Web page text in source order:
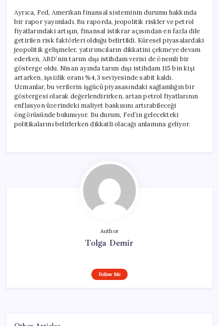
Ayrıca, Fed, Amerikan finansal sisteminin durumu hakkında
bir rapor yayımladı. Bu raporda, jeopolitik riskler ve petrol
fiyatlarındaki artışın, finansal istikrar açısından en fazla dile
getirilen risk faktörleri olduğu belirtildi. Küresel piyasalardaki
jeopolitik gelişmeler, yatırımcıların dikkatini çekmeye devam
ederken, ABD’nin tarım dışı istihdam verisi de önemli bir
gösterge oldu. Nisan ayında tarım dışı istihdam 115 bin kişi
artarken, işsizlik oranı %4,3 seviyesinde sabit kaldı.
Uzmanlar, bu verilerin işgücü piyasasındaki sağlamlığın bir
göstergesi olarak değerlendirirken, artan petrol fiyatlarının
enflasyon üzerindeki maliyet baskısını artırabileceği
öngörüsünde bulunuyor. Bu durum, Fed’in gelecekteki
politikalarını belirlerken dikkatli olacağı anlamına geliyor.
Author
Tolga Demir
Follow Me